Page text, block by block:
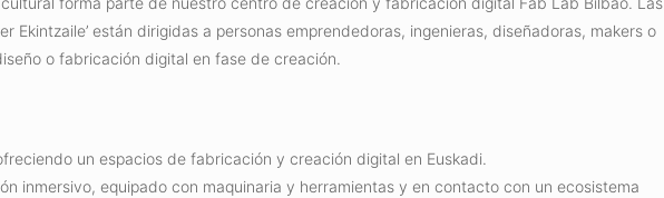
Ekintzaile’ están dirigidas a personas emprendedoras, ingenieras, diseñadoras, makers o
o fabricación digital en fase de creación.
un espacios de fabricación y creación digital en Euskadi.
inmersivo, equipado con maquinaria y herramientas y en contacto con un ecosistema